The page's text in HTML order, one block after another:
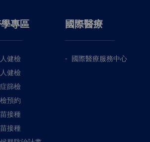
專區
健檢
健檢
篩檢
預約
接種
接種
國際醫療
國際醫療服務中心